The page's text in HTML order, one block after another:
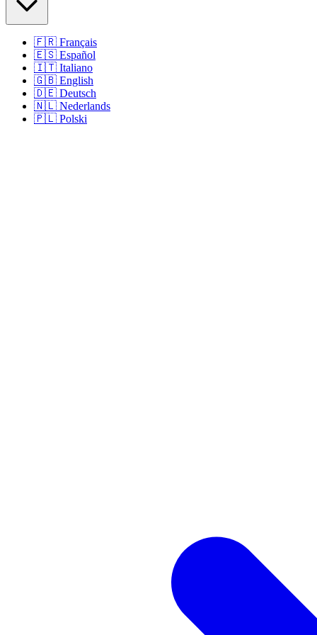
🇫🇷 Français
🇪🇸 Español
🇮🇹 Italiano
🇬🇧 English
🇩🇪 Deutsch
🇳🇱 Nederlands
🇵🇱 Polski